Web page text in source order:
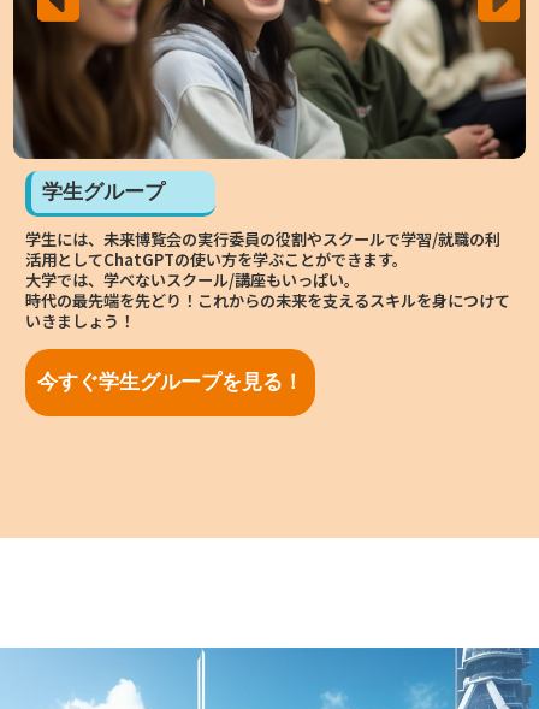
学生グループ
学生には、未来博覧会の実行委員の役割やスクールで学習/就職の利
活用としてChatGPTの使い方を学ぶことができます。
大学では、学べないスクール/講座もいっぱい。
時代の最先端を先どり！これからの未来を支えるスキルを身につけて
いきましょう！
今すぐ学生グループを見る！